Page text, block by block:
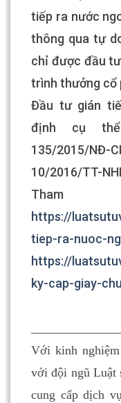
tiếp ra nước
thông qua tự
chỉ được đầu
trình thưởng cổ
Đầu tư gián
định cụ
135/2015/
10/2016/TT-
Tham
https://
tiep-ra-nuoc-
https://
ky-cap-giay-
Với kinh
với đội ngũ Luật
cung cấp dịch